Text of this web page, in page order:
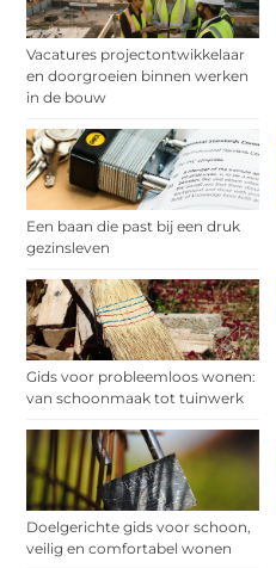
Vacatures projectontwikkelaar
en doorgroeien binnen werken
in de bouw
Een baan die past bij een druk
gezinsleven
Gids voor probleemloos wonen:
van schoonmaak tot tuinwerk
Doelgerichte gids voor schoon,
veilig en comfortabel wonen